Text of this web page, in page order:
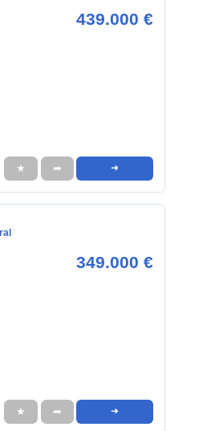
439.000 €
★ ➦ ➜
349.000 €
★ ➦ ➜